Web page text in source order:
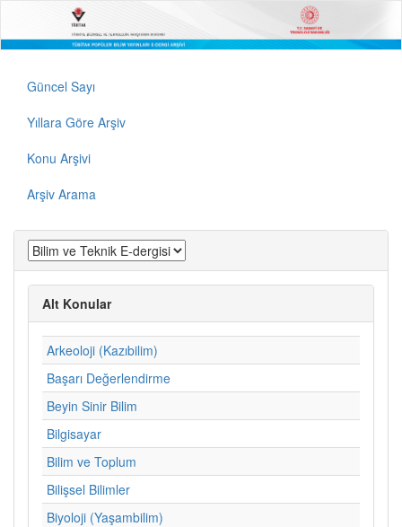
Güncel Sayı
Yıllara Göre Arşiv
Konu Arşivi
Arşiv Arama
Alt Konular
Arkeoloji (Kazıbilim)
Başarı Değerlendirme
Beyin Sinir Bilim
Bilgisayar
Bilim ve Toplum
Bilişsel Bilimler
Biyoloji (Yaşambilim)